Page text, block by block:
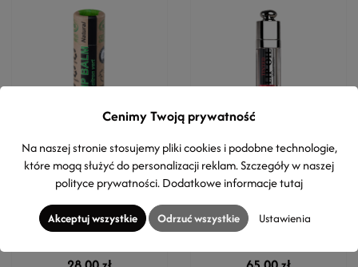
EARTH SENSE ORGANICS
Organiczny balsam do ust -
Limonka
LIMONKA - 100% BIO -
COSMOS ORGANIC - PALM
ANEMONE
Olejek do ust - Watermelon
jędrne usta
Cenimy Twoją prywatność
Na naszej stronie stosujemy pliki cookies i podobne technologie,
które mogą służyć do personalizacji reklam. Szczegóły w naszej
polityce prywatności. Dodatkowe informacjetutaj
Akceptuj wszystkie Odrzuć wszystkie Ustawienia